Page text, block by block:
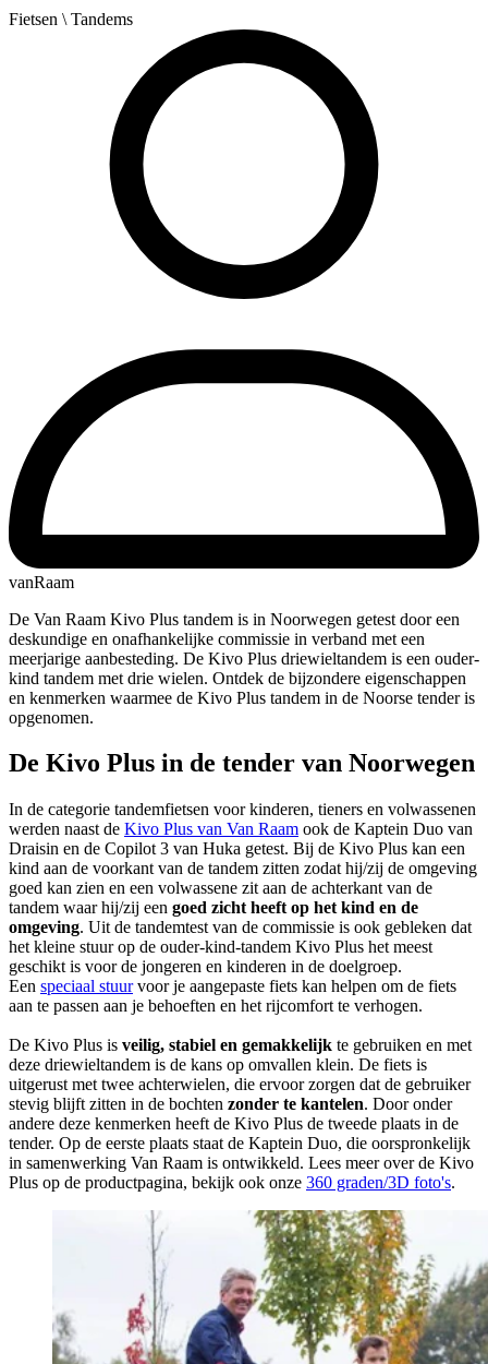
Fietsen \ Tandems
vanRaam
De Van Raam Kivo Plus tandem is in Noorwegen getest door een
deskundige en onafhankelijke commissie in verband met een
meerjarige aanbesteding. De Kivo Plus driewieltandem is een ouder-
kind tandem met drie wielen. Ontdek de bijzondere eigenschappen
en kenmerken waarmee de Kivo Plus tandem in de Noorse tender is
opgenomen.
De Kivo Plus in de tender van Noorwegen
In de categorie tandemfietsen voor kinderen, tieners en volwassenen
werden naast de Kivo Plus van Van Raam ook de Kaptein Duo van
Draisin en de Copilot 3 van Huka getest. Bij de Kivo Plus kan een
kind aan de voorkant van de tandem zitten zodat hij/zij de omgeving
goed kan zien en een volwassene zit aan de achterkant van de
tandem waar hij/zij een goed zicht heeft op het kind en de
omgeving. Uit de tandemtest van de commissie is ook gebleken dat
het kleine stuur op de ouder-kind-tandem Kivo Plus het meest
geschikt is voor de jongeren en kinderen in de doelgroep.
Een speciaal stuurvoor je aangepaste fiets kan helpen om de fiets
aan te passen aan je behoeften en het rijcomfort te verhogen.
De Kivo Plus is veilig, stabiel en gemakkelijk te gebruiken en met
deze driewieltandem is de kans op omvallen klein. De fiets is
uitgerust met twee achterwielen, die ervoor zorgen dat de gebruiker
stevig blijft zitten in de bochten zonder te kantelen. Door onder
andere deze kenmerken heeft de Kivo Plus de tweede plaats in de
tender. Op de eerste plaats staat de Kaptein Duo, die oorspronkelijk
in samenwerking Van Raam is ontwikkeld. Lees meer over de Kivo
Plus op de productpagina, bekijk ook onze 360 graden/3D foto's.